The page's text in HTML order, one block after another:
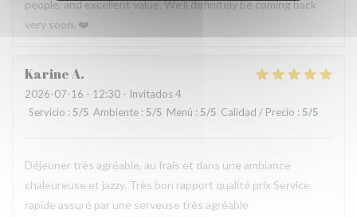
people, and excellent value. We’ll definitely be coming back
very soon. ❤️
KarineA
2026-07-16 - 12:30 - Invitados 4
Servicio : 5/5 Ambiente : 5/5 Menú : 5/5 Calidad / Precio : 5/5
Déjeuner très agréable, au frais et dans une ambiance
chaleureuse et jazzy. Très bon rapport qualité prix Service
rapide assuré par une serveuse très agréable